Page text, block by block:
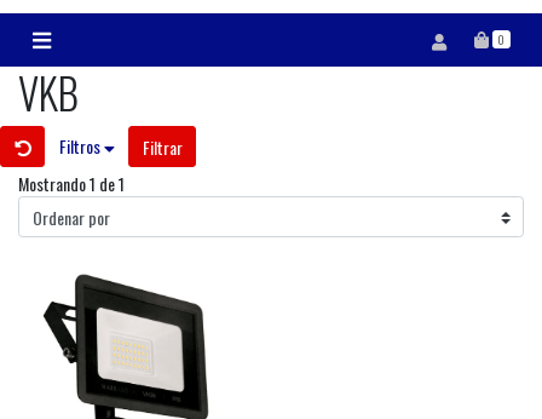
0
VKB
Filtros
Filtrar
Mostrando 1 de 1